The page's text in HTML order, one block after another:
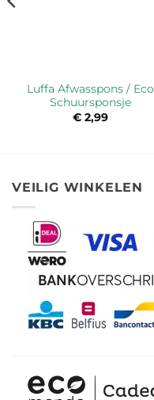
Luffa Afwasspons / Eco
Schuursponsje
€ 2,99
VEILIG WINKELEN